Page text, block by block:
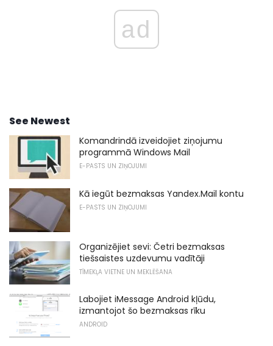
ad
See Newest
Komandrindā izveidojiet ziņojumu
programmā Windows Mail
E-PASTS UN ZIŅOJUMI
Kā iegūt bezmaksas Yandex.Mail kontu
E-PASTS UN ZIŅOJUMI
Organizējiet sevi: Četri bezmaksas
tiešsaistes uzdevumu vadītāji
TĪMEKĻA VIETNE UN MEKLĒŠANA
Labojiet iMessage Android kļūdu,
izmantojot šo bezmaksas rīku
ANDROID